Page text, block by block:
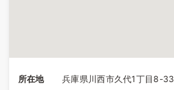
所在地 兵庫県川西市久代1丁目8-33